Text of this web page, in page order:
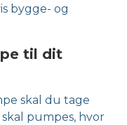
bygge- og
til dit
skal du tage
pumpes, hvor